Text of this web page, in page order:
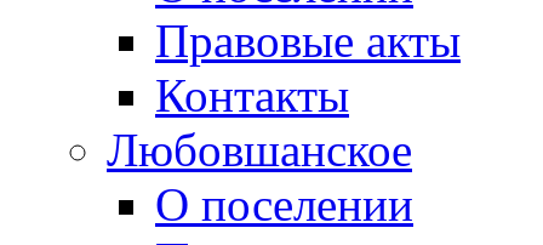
Правовые акты
Контакты
Любовшанское
О поселении